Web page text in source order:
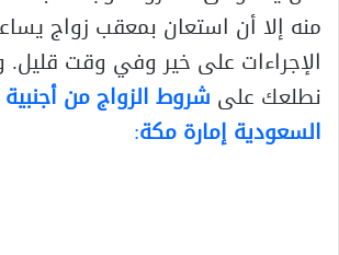
منه إلا أن استعان بمعقب زواج
الإجراءات على خير وفي وقت قليل.
نطلعك على شروط الزواج من أجنبية
السعودية إمارة مكة: